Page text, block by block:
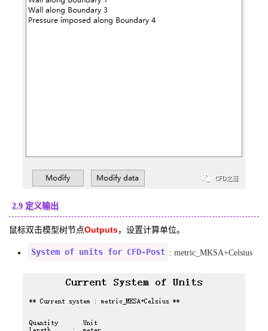
2.9 定义输出
鼠标双击模型树节点Outputs，设置计算单位。
System of units for CFD-Post : metric_MKSA+Celsius